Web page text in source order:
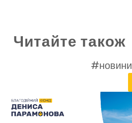
Читайте також
#новини